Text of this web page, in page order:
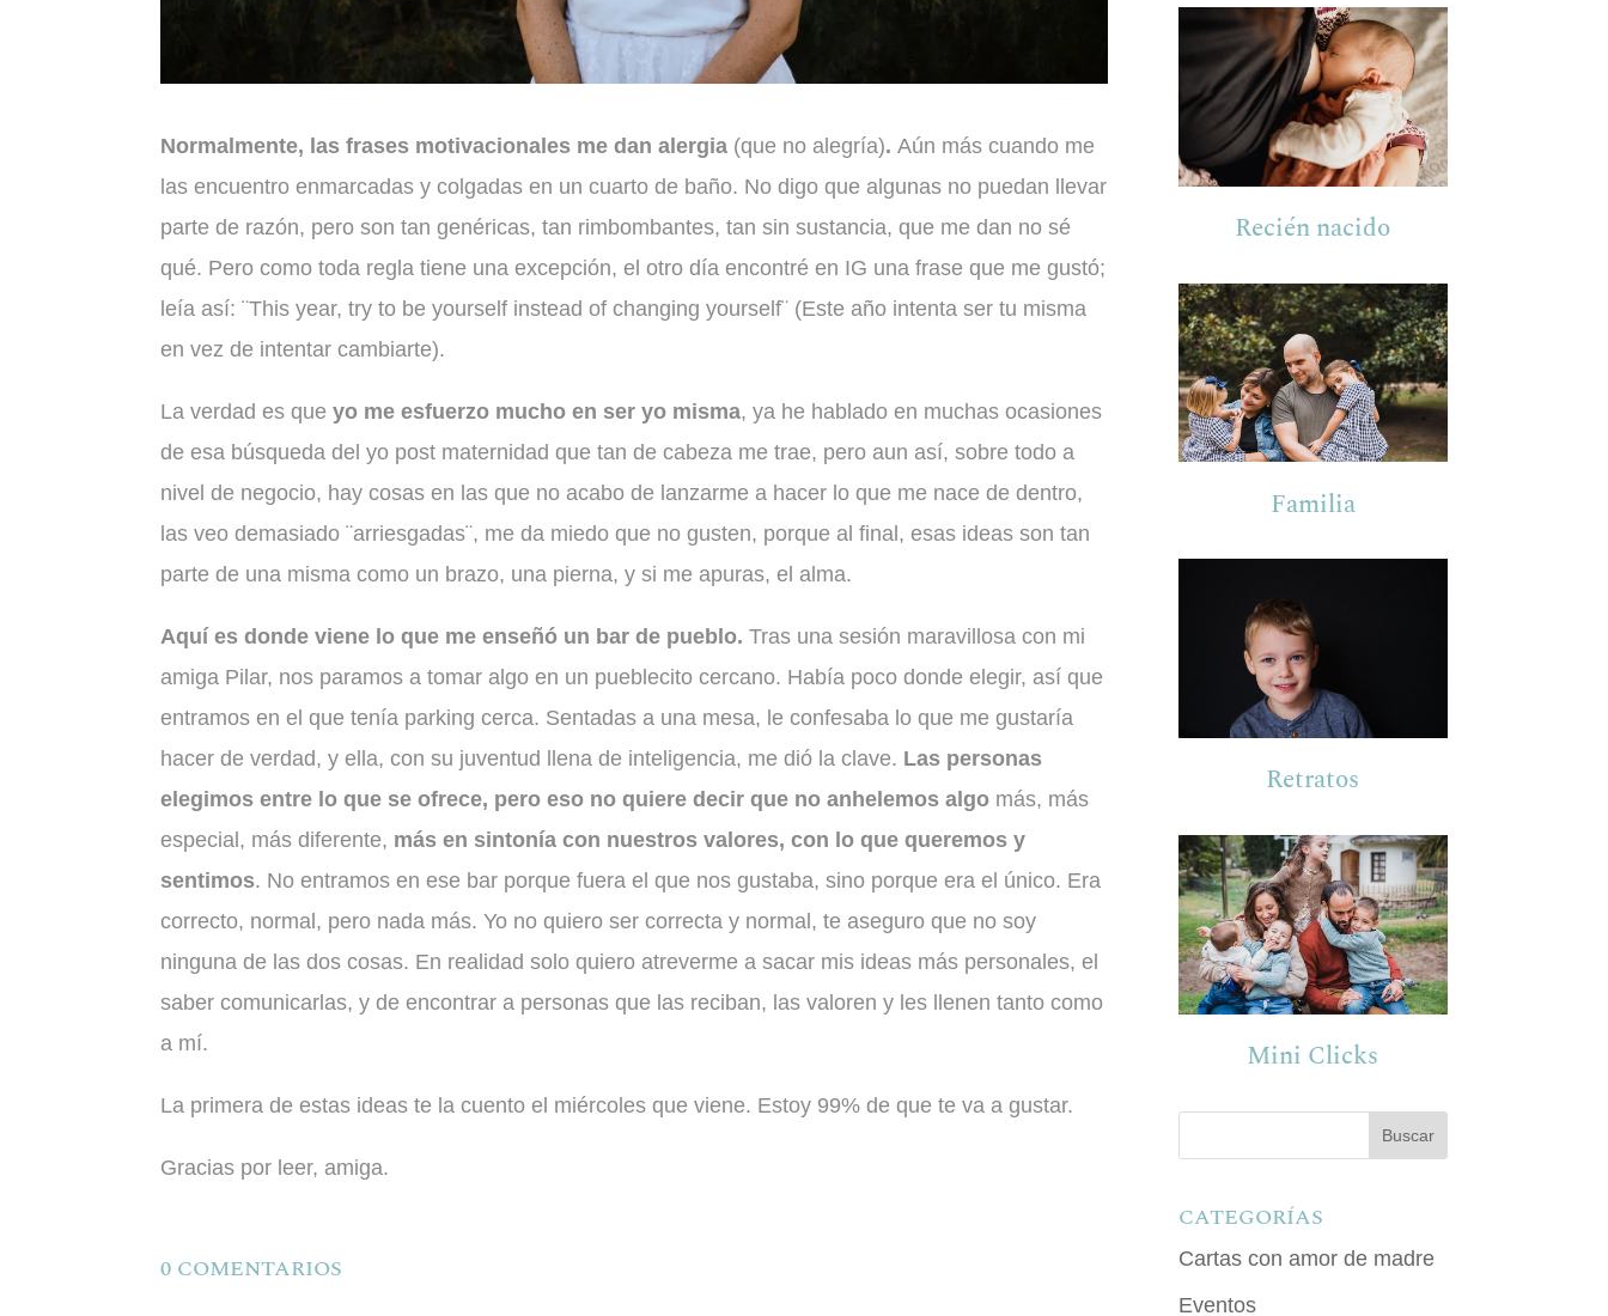
Normalmente, las frases motivacionales me dan alergia (que no alegría).Aún más cuando me
las encuentro enmarcadas y colgadas en un cuarto de baño. No digo que algunas no puedan llevar
parte de razón, pero son tan genéricas, tan rimbombantes, tan sin sustancia, que me dan no sé
qué. Pero como toda regla tiene una excepción, el otro día encontré en IG una frase que me gustó;
leía así: ¨This year, try to be yourself instead of changing yourself¨ (Este año intenta ser tu misma
en vez de intentar cambiarte).
La verdad es queyo me esfuerzo mucho en ser yo misma, ya he hablado en muchas ocasiones
de esa búsqueda del yo post maternidad que tan de cabeza me trae, pero aun así, sobre todo a
nivel de negocio, hay cosas en las que no acabo de lanzarme a hacer lo que me nace de dentro,
las veo demasiado ¨arriesgadas¨, me da miedo que no gusten, porque al final, esas ideas son tan
parte de una misma como un brazo, una pierna, y si me apuras, el alma.
Aquí es donde viene lo que me enseñó un bar de pueblo. Tras una sesión maravillosa con mi
amiga Pilar, nos paramos a tomar algo en un pueblecito cercano. Había poco donde elegir, así que
entramos en el que tenía parking cerca. Sentadas a una mesa, le confesaba lo que me gustaría
hacer de verdad, y ella, con su juventud llena de inteligencia, me dió la clave. Las personas
elegimos entre lo que se ofrece, pero eso no quiere decir que no anhelemos algo más, más
especial, más diferente, más en sintonía con nuestros valores, con lo que queremos y
sentimos. No entramos en ese bar porque fuera el que nos gustaba, sino porque era el único. Era
correcto, normal, pero nada más. Yo no quiero ser correcta y normal, te aseguro que no soy
ninguna de las dos cosas. En realidad solo quiero atreverme a sacar mis ideas más personales, el
saber comunicarlas, y de encontrar a personas que las reciban, las valoren y les llenen tanto como
a mí.
La primera de estas ideas te la cuento el miércoles que viene. Estoy 99% de que te va a gustar.
Gracias por leer, amiga.
0 COMENTARIOS
Recién nacido
Familia
Retratos
Mini Clicks
CATEGORÍAS
Cartas con amor de madre
Eventos